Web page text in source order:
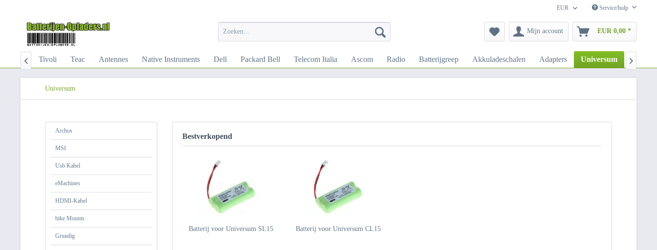
EUR Service/hulp
Mijn account EUR 0,00 *
Tivoli Teac Antennes Native Instruments Dell Packard Bell Telecom Italia Ascom Radio Batterijgreep Akkuladeschalen Adapters Universum
 
Universum
Archos
MSI
Usb Kabel
eMachines
HDMI-Kabel
bike Mounts
Grundig
Bestverkopend
Batterij voor Universum SL15 Batterij voor Universum CL15